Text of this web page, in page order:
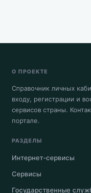
О ПРОЕКТЕ
Справочник личных
входу, регистрации и
сервисов страны.
портале.
РАЗДЕЛЫ
Интернет-сервисы
Сервисы
Государственные